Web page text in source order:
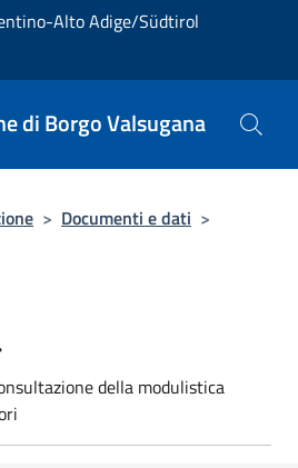
Alto Adige/Südtirol
di Borgo Valsugana
> Documenti e dati >
della modulistica